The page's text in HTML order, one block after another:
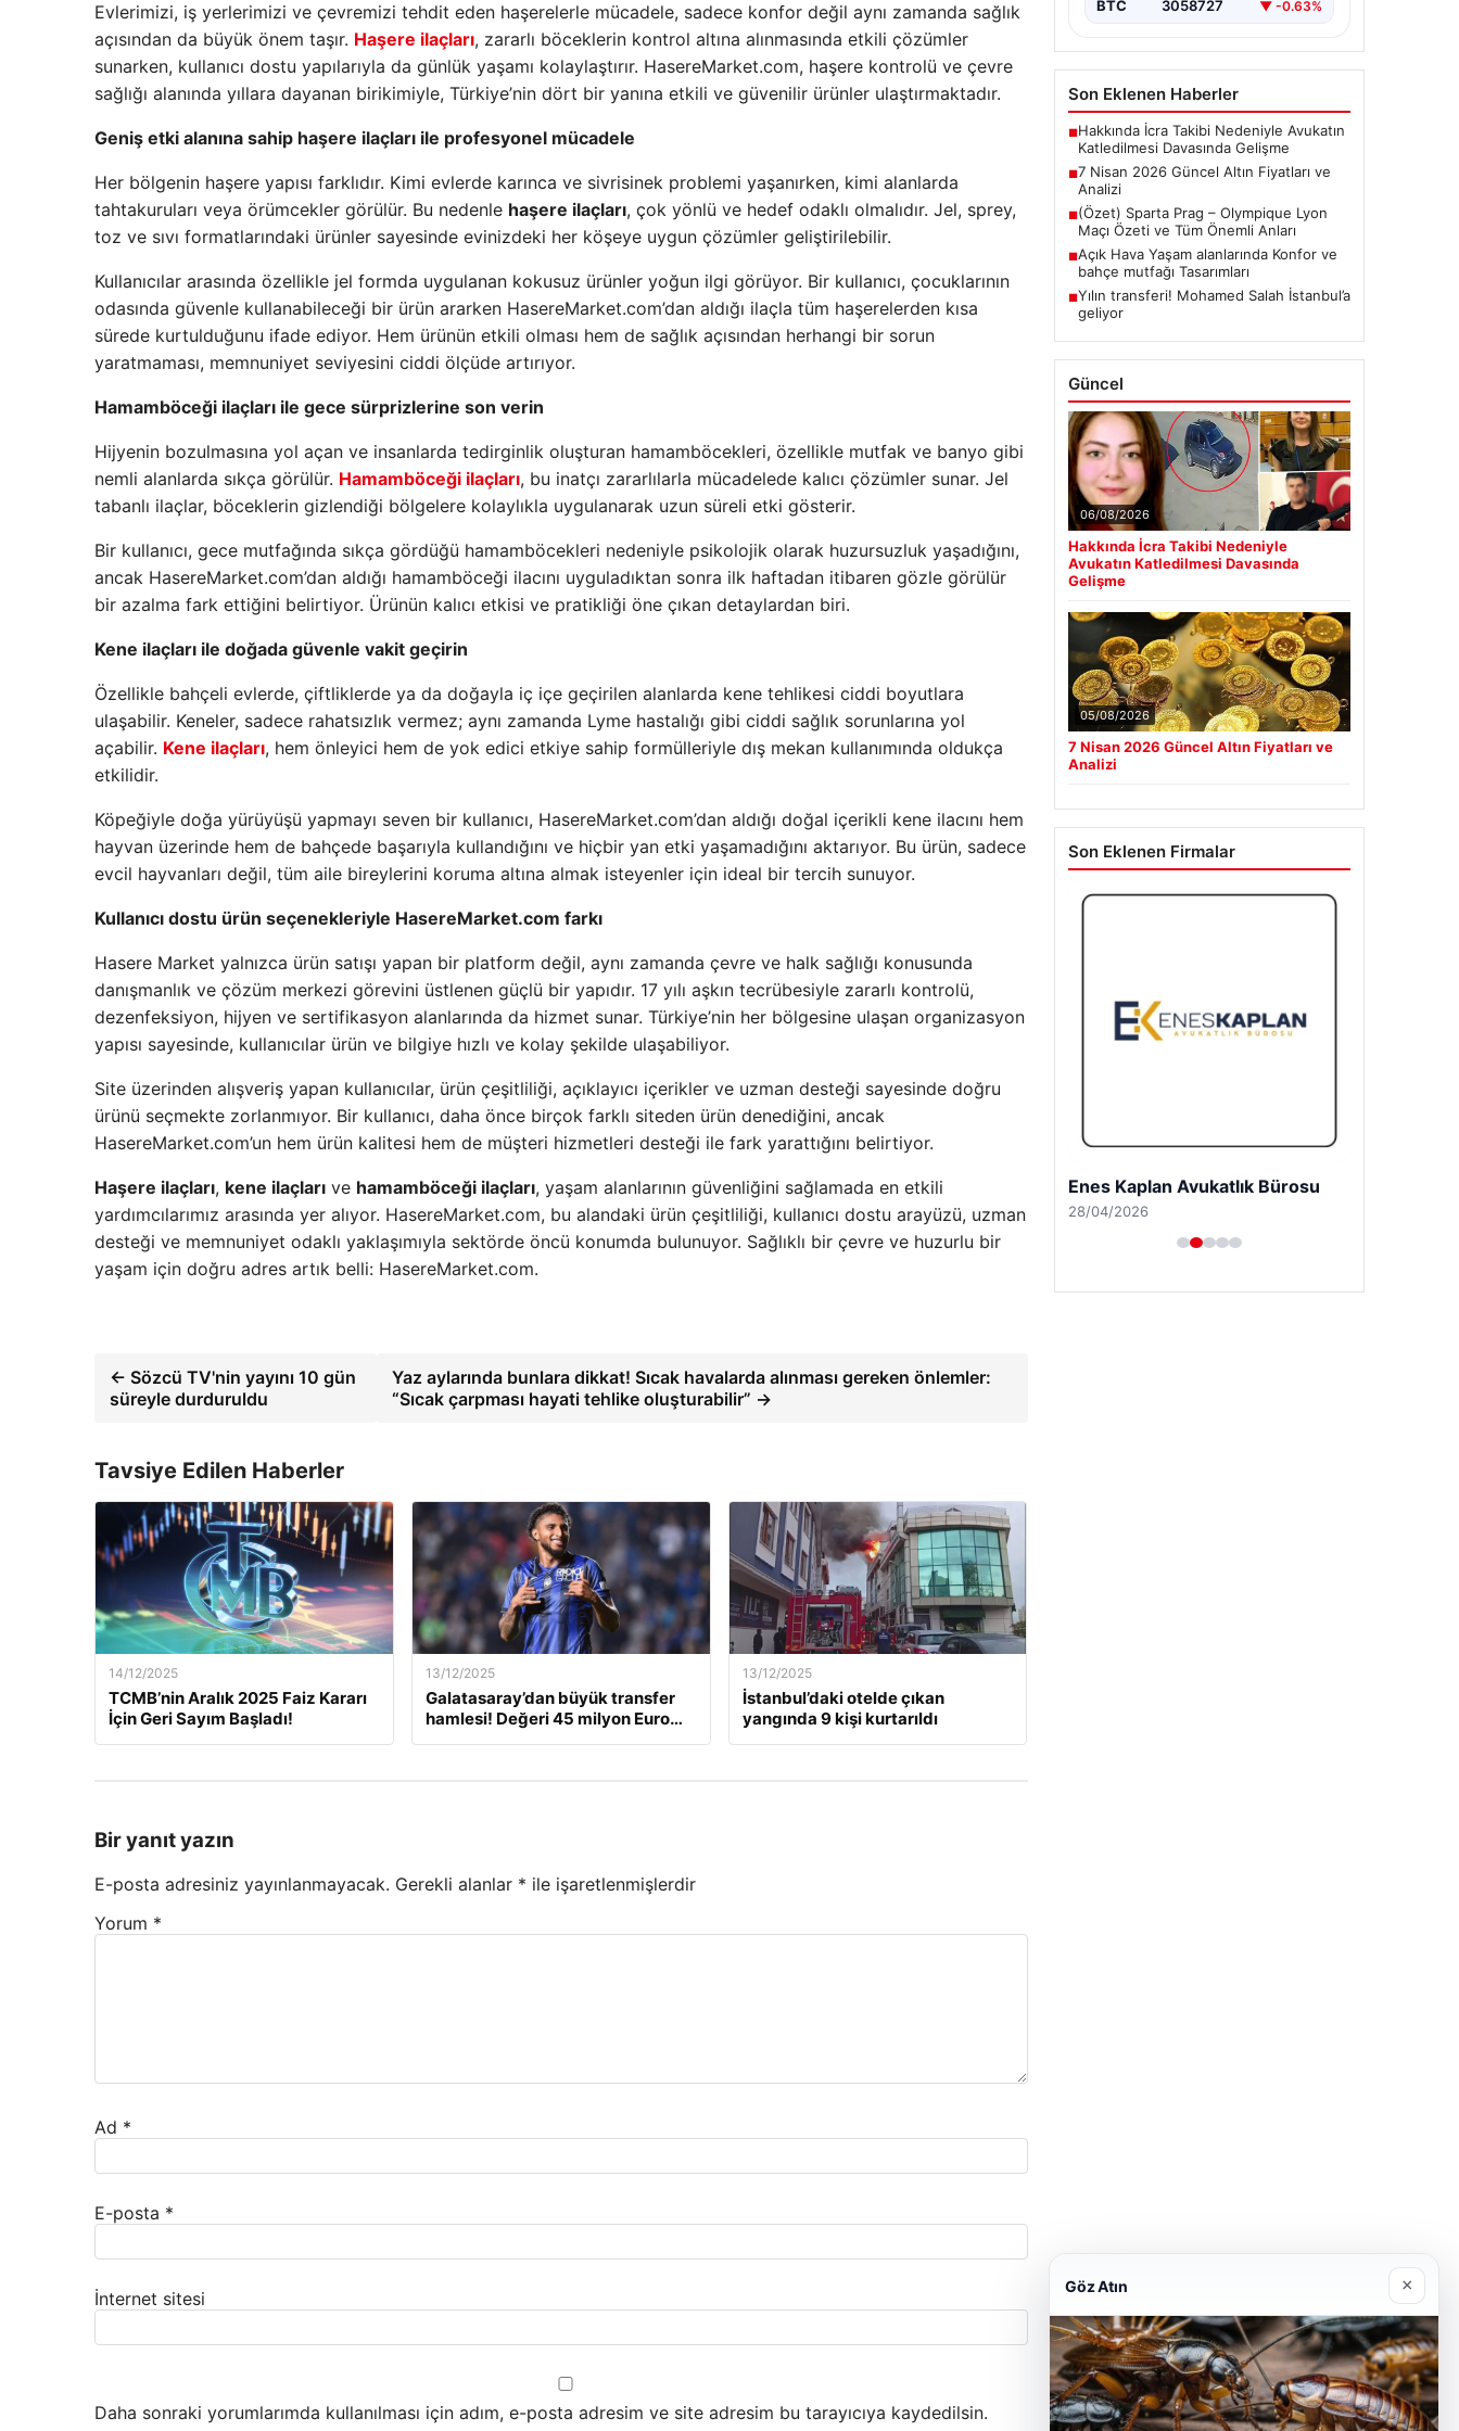
Evlerimizi, iş yerlerimizi ve çevremizi tehdit eden haşerelerle mücadele, sadece konfor değil aynı zamanda sağlık
açısından da büyük önem taşır. Haşere ilaçları, zararlı böceklerin kontrol altına alınmasında etkili çözümler
sunarken, kullanıcı dostu yapılarıyla da günlük yaşamı kolaylaştırır. HasereMarket.com, haşere kontrolü ve çevre
sağlığı alanında yıllara dayanan birikimiyle, Türkiye’nin dört bir yanına etkili ve güvenilir ürünler ulaştırmaktadır.
Geniş etki alanına sahip haşere ilaçları ile profesyonel mücadele
Her bölgenin haşere yapısı farklıdır. Kimi evlerde karınca ve sivrisinek problemi yaşanırken, kimi alanlarda
tahtakuruları veya örümcekler görülür. Bu nedenle haşere ilaçları, çok yönlü ve hedef odaklı olmalıdır. Jel, sprey,
toz ve sıvı formatlarındaki ürünler sayesinde evinizdeki her köşeye uygun çözümler geliştirilebilir.
Kullanıcılar arasında özellikle jel formda uygulanan kokusuz ürünler yoğun ilgi görüyor. Bir kullanıcı, çocuklarının
odasında güvenle kullanabileceği bir ürün ararken HasereMarket.com’dan aldığı ilaçla tüm haşerelerden kısa
sürede kurtulduğunu ifade ediyor. Hem ürünün etkili olması hem de sağlık açısından herhangi bir sorun
yaratmaması, memnuniyet seviyesini ciddi ölçüde artırıyor.
Hamamböceği ilaçları ile gece sürprizlerine son verin
Hijyenin bozulmasına yol açan ve insanlarda tedirginlik oluşturan hamamböcekleri, özellikle mutfak ve banyo gibi
nemli alanlarda sıkça görülür. Hamamböceği ilaçları, bu inatçı zararlılarla mücadelede kalıcı çözümler sunar. Jel
tabanlı ilaçlar, böceklerin gizlendiği bölgelere kolaylıkla uygulanarak uzun süreli etki gösterir.
Bir kullanıcı, gece mutfağında sıkça gördüğü hamamböcekleri nedeniyle psikolojik olarak huzursuzluk yaşadığını,
ancak HasereMarket.com’dan aldığı hamamböceği ilacını uyguladıktan sonra ilk haftadan itibaren gözle görülür
bir azalma fark ettiğini belirtiyor. Ürünün kalıcı etkisi ve pratikliği öne çıkan detaylardan biri.
Kene ilaçları ile doğada güvenle vakit geçirin
Özellikle bahçeli evlerde, çiftliklerde ya da doğayla iç içe geçirilen alanlarda kene tehlikesi ciddi boyutlara
ulaşabilir. Keneler, sadece rahatsızlık vermez; aynı zamanda Lyme hastalığı gibi ciddi sağlık sorunlarına yol
açabilir. Kene ilaçları, hem önleyici hem de yok edici etkiye sahip formülleriyle dış mekan kullanımında oldukça
etkilidir.
Köpeğiyle doğa yürüyüşü yapmayı seven bir kullanıcı, HasereMarket.com’dan aldığı doğal içerikli kene ilacını hem
hayvan üzerinde hem de bahçede başarıyla kullandığını ve hiçbir yan etki yaşamadığını aktarıyor. Bu ürün, sadece
evcil hayvanları değil, tüm aile bireylerini koruma altına almak isteyenler için ideal bir tercih sunuyor.
Kullanıcı dostu ürün seçenekleriyle HasereMarket.com farkı
Hasere Market yalnızca ürün satışı yapan bir platform değil, aynı zamanda çevre ve halk sağlığı konusunda
danışmanlık ve çözüm merkezi görevini üstlenen güçlü bir yapıdır. 17 yılı aşkın tecrübesiyle zararlı kontrolü,
dezenfeksiyon, hijyen ve sertifikasyon alanlarında da hizmet sunar. Türkiye’nin her bölgesine ulaşan organizasyon
yapısı sayesinde, kullanıcılar ürün ve bilgiye hızlı ve kolay şekilde ulaşabiliyor.
Site üzerinden alışveriş yapan kullanıcılar, ürün çeşitliliği, açıklayıcı içerikler ve uzman desteği sayesinde doğru
ürünü seçmekte zorlanmıyor. Bir kullanıcı, daha önce birçok farklı siteden ürün denediğini, ancak
HasereMarket.com’un hem ürün kalitesi hem de müşteri hizmetleri desteği ile fark yarattığını belirtiyor.
Haşere ilaçları, kene ilaçları ve hamamböceği ilaçları, yaşam alanlarının güvenliğini sağlamada en etkili
yardımcılarımız arasında yer alıyor. HasereMarket.com, bu alandaki ürün çeşitliliği, kullanıcı dostu arayüzü, uzman
desteği ve memnuniyet odaklı yaklaşımıyla sektörde öncü konumda bulunuyor. Sağlıklı bir çevre ve huzurlu bir
yaşam için doğru adres artık belli: HasereMarket.com.
← Sözcü TV'nin yayını 10 gün
süreyle durduruldu
Yaz aylarında bunlara dikkat! Sıcak havalarda alınması gereken önlemler:
“Sıcak çarpması hayati tehlike oluşturabilir” →
Tavsiye Edilen Haberler
14/12/2025
TCMB’nin Aralık 2025 Faiz Kararı
İçin Geri Sayım Başladı!
13/12/2025
Galatasaray’dan büyük transfer
hamlesi! Değeri 45 milyon Euro…
13/12/2025
İstanbul’daki otelde çıkan
yangında 9 kişi kurtarıldı
Bir yanıt yazın
E-posta adresiniz yayınlanmayacak. Gerekli alanlar * ile işaretlenmişlerdir
Yorum *
Ad *
E-posta *
İnternet sitesi
Daha sonraki yorumlarımda kullanılması için adım, e-posta adresim ve site adresim bu tarayıcıya kaydedilsin.
BTC 3058727 ▼ -0.63%
Son Eklenen Haberler
■Hakkında İcra Takibi Nedeniyle Avukatın
Katledilmesi Davasında Gelişme
■7 Nisan 2026 Güncel Altın Fiyatları ve
Analizi
■(Özet) Sparta Prag – Olympique Lyon
Maçı Özeti ve Tüm Önemli Anları
■Açık Hava Yaşam alanlarında Konfor ve
bahçe mutfağı Tasarımları
■Yılın transferi! Mohamed Salah İstanbul’a
geliyor
Güncel
06/08/2026
Hakkında İcra Takibi Nedeniyle
Avukatın Katledilmesi Davasında
Gelişme
05/08/2026
7 Nisan 2026 Güncel Altın Fiyatları ve
Analizi
Son Eklenen Firmalar
Enes Kaplan Avukatlık Bürosu
28/04/2026
Göz Atın ×